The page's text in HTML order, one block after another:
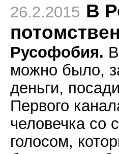
26.2.2015 В
Русофобия.
можно было,
деньги,
Первого
человечка со
голосом,